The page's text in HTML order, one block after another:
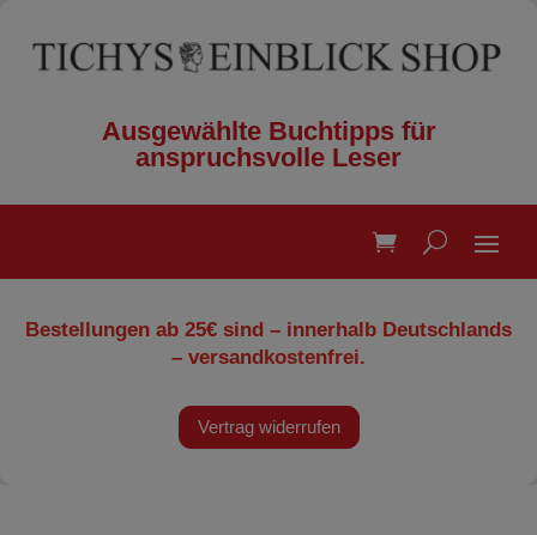
Ausgewählte Buchtipps für
anspruchsvolle Leser
Bestellungen ab 25€ sind – innerhalb Deutschlands
– versandkostenfrei.
Vertrag widerrufen